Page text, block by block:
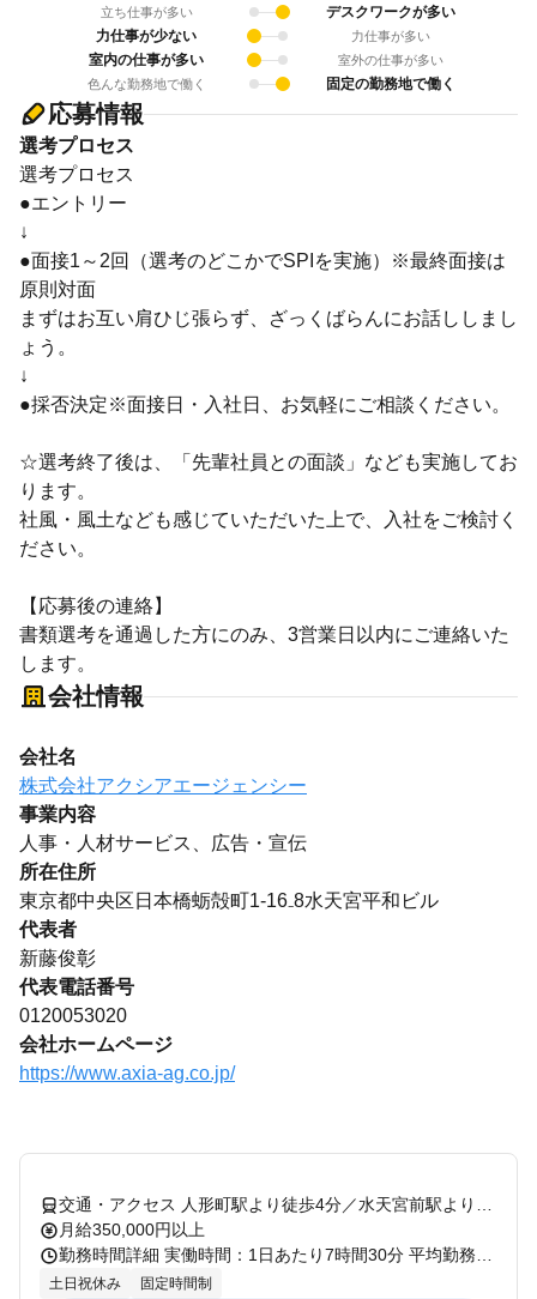
立ち仕事が多い
デスクワークが多い
力仕事が少ない
力仕事が多い
室内の仕事が多い
室外の仕事が多い
色んな勤務地で働く
固定の勤務地で働く
応募情報
選考プロセス
選考プロセス
●エントリー
↓
●面接1～2回（選考のどこかでSPIを実施）※最終面接は
原則対面
まずはお互い肩ひじ張らず、ざっくばらんにお話ししまし
ょう。
↓
●採否決定※面接日・入社日、お気軽にご相談ください。
☆選考終了後は、「先輩社員との面談」なども実施してお
ります。
社風・風土なども感じていただいた上で、入社をご検討く
ださい。
【応募後の連絡】
書類選考を通過した方にのみ、3営業日以内にご連絡いた
します。
会社情報
会社名
株式会社アクシアエージェンシー
事業内容
人事・人材サービス、広告・宣伝
所在住所
東京都中央区日本橋蛎殻町1-16₋8水天宮平和ビル
代表者
新藤俊彰
代表電話番号
0120053020
会社ホームページ
https://www.axia-ag.co.jp/
月給350,000円以上
土日祝休み 固定時間制